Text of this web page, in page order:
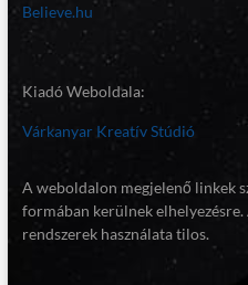
Believe.hu
Kiadó Weboldala:
Várkanyar Kreatív Stúdió
A weboldalon megjelenő linkek
formában kerülnek
rendszerek használata tilos.